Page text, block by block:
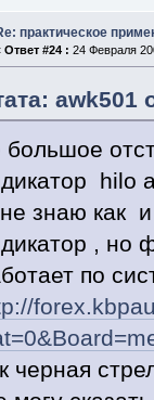
практическое
Ответ #24 : 24 Февраля
awk501
большое
hilo
знаю как
, но
по
черная